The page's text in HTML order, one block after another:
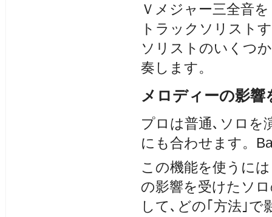
Ｖメジャー三全音
トラックソリスト
ソリストのいくつ
奏します。
メロディーの影
プロは普通､ソロを
にも合わせます。
この機能を使うに
の影響を受けたソ
して､どの｢方法｣